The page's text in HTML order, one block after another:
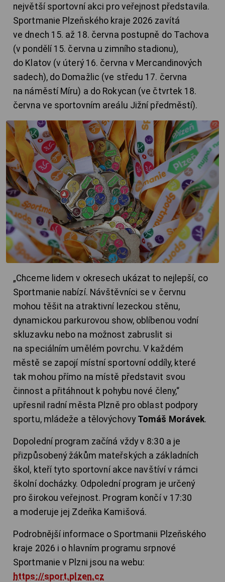
největší sportovní akci pro veřejnost představila.
Sportmanie Plzeňského kraje 2026 zavítá
ve dnech 15. až 18. června postupně do Tachova
(v pondělí 15. června u zimního stadionu),
do Klatov (v úterý 16. června v Mercandinových
sadech), do Domažlic (ve středu 17. června
na náměstí Míru) a do Rokycan (ve čtvrtek 18.
června ve sportovním areálu Jižní předměstí).
„Chceme lidem v okresech ukázat to nejlepší, co
Sportmanie nabízí. Návštěvníci se v červnu
mohou těšit na atraktivní lezeckou stěnu,
dynamickou parkurovou show, oblíbenou vodní
skluzavku nebo na možnost zabruslit si
na speciálním umělém povrchu. V každém
městě se zapojí místní sportovní oddíly, které
tak mohou přímo na místě představit svou
činnost a přitáhnout k pohybu nové členy,“
upřesnil radní města Plzně pro oblast podpory
sportu, mládeže a tělovýchovy Tomáš Morávek.
Dopolední program začíná vždy v 8:30 a je
přizpůsobený žákům mateřských a základních
škol, kteří tyto sportovní akce navštíví v rámci
školní docházky. Odpolední program je určený
pro širokou veřejnost. Program končí v 17:30
a moderuje jej Zdeňka Kamišová.
Podrobnější informace o Sportmanii Plzeňského
kraje 2026 i o hlavním programu srpnové
Sportmanie v Plzni jsou na webu:
https://sport.plzen.cz